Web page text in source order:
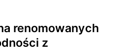
renomowanych
z